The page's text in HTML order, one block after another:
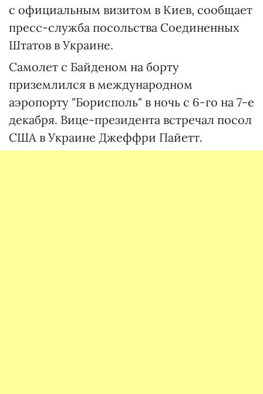
с официальным визитом в Киев, сообщает
пресс-служба посольства Соединенных
Штатов в Украине.
Самолет с Байденом на борту
приземлился в международном
аэропорту "Борисполь" в ночь с 6-го на 7-е
декабря. Вице-президента встречал посол
США в Украине Джеффри Пайетт.